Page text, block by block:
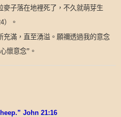
子落在地裡死了，不久就萌芽生
）。
滿，直至湧溢。願禰透過我的意念
懷意念”。
John 21:16